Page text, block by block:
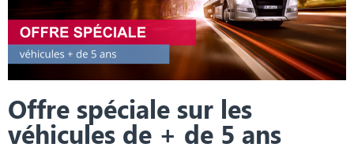
Offre spéciale sur les
véhicules de + de 5 ans